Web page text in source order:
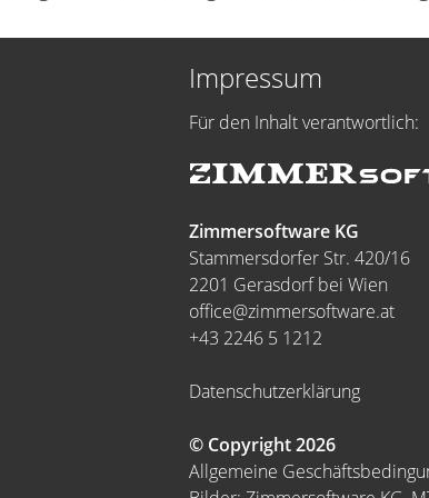
Impressum
Für den Inhalt verantwortlich:
Zimmersoftware KG
Stammersdorfer Str. 420/16
2201 Gerasdorf bei Wien
office@zimmersoftware.at
+43 2246 5 1212
Datenschutzerklärung
© Copyright 2026
Allgemeine